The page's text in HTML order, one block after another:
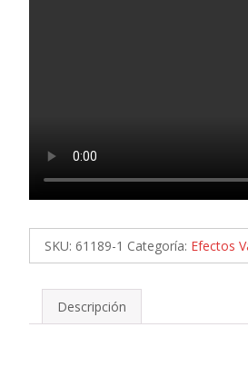
SKU: 61189-1 Categoría: Efectos
Descripción